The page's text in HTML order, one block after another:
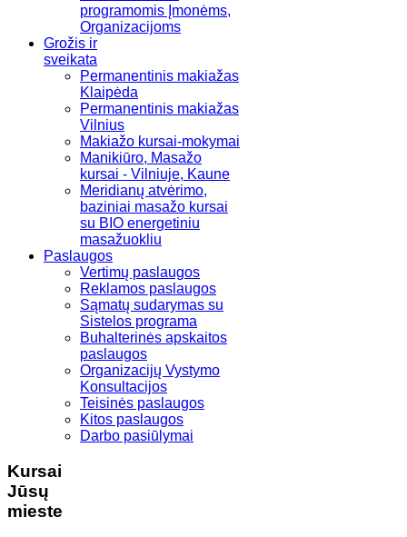
programomis Įmonėms,
Organizacijoms
Grožis ir
sveikata
Permanentinis makiažas
Klaipėda
Permanentinis makiažas
Vilnius
Makiažo kursai-mokymai
Manikiūro, Masažo
kursai - Vilniuje, Kaune
Meridianų atvėrimo,
baziniai masažo kursai
su BIO energetiniu
masažuokliu
Paslaugos
Vertimų paslaugos
Reklamos paslaugos
Sąmatų sudarymas su
Sistelos programa
Buhalterinės apskaitos
paslaugos
Organizacijų Vystymo
Konsultacijos
Teisinės paslaugos
Kitos paslaugos
Darbo pasiūlymai
Kursai
Jūsų
mieste